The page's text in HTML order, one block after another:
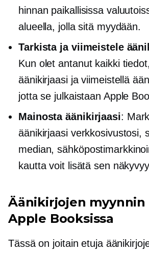
hinnan paikallisissa
alueella, jolla sitä myydään.
Tarkista ja viimeistele
Kun olet antanut kaikki
äänikirjaasi ja viimeistellä
jotta se julkaistaan ​​Apple
Mainosta äänikirjaasi:
äänikirjaasi verkkosivustosi,
median,
kautta voit lisätä sen
Äänikirjojen
Apple Booksissa
Tässä on joitain etuja